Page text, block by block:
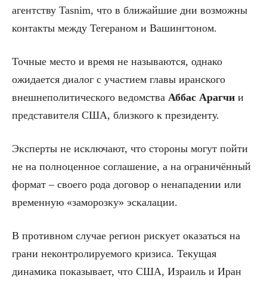
агентству Tasnim, что в ближайшие дни возможны
контакты между Тегераном и Вашингтоном.
Точные место и время не называются, однако
ожидается диалог с участием главы иранского
внешнеполитического ведомства Аббас Арагчи и
представителя США, близкого к президенту.
Эксперты не исключают, что стороны могут пойти
не на полноценное соглашение, а на ограничённый
формат – своего рода договор о ненападении или
временную «заморозку» эскалации.
В противном случае регион рискует оказаться на
грани неконтролируемого кризиса. Текущая
динамика показывает, что США, Израиль и Иран